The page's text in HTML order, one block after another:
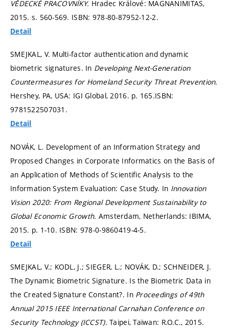
VĚDECKÉ PRACOVNÍKY. Hradec Králové: MAGNANIMITAS,
2015. s. 560-569. ISBN: 978-80-87952-12-2.
Detail
SMEJKAL, V. Multi-factor authentication and dynamic
biometric signatures. In Developing Next-Generation
Countermeasures for Homeland Security Threat Prevention.
Hershey, PA, USA: IGI Global, 2016. p. 165.ISBN:
9781522507031.
Detail
NOVÁK, L. Development of an Information Strategy and
Proposed Changes in Corporate Informatics on the Basis of
an Application of Methods of Scientific Analysis to the
Information System Evaluation: Case Study. In Innovation
Vision 2020: From Regional Development Sustainability to
Global Economic Growth. Amsterdam, Netherlands: IBIMA,
2015. p. 1-10. ISBN: 978-0-9860419-4-5.
Detail
SMEJKAL, V.; KODL, J.; SIEGER, L.; NOVÁK, D.; SCHNEIDER, J.
The Dynamic Biometric Signature. Is the Biometric Data in
the Created Signature Constant?. In Proceedings of 49th
Annual 2015 IEEE International Carnahan Conference on
Security Technology (ICCST).Taipei, Taiwan: R.O.C., 2015.